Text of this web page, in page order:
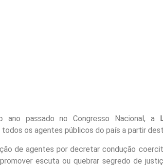
ano passado no Congresso Nacional, a
todos os agentes públicos do país a partir
de agentes por decretar condução
escuta ou quebrar segredo de